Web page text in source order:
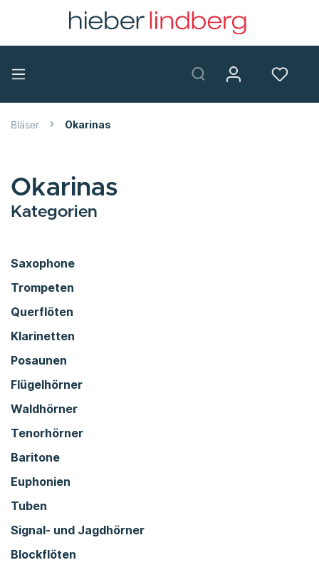
Bläser Okarinas
Okarinas
Kategorien
Saxophone
Trompeten
Querflöten
Klarinetten
Posaunen
Flügelhörner
Waldhörner
Tenorhörner
Baritone
Euphonien
Tuben
Signal- und Jagdhörner
Blockflöten